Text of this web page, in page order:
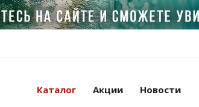
Каталог Акции Новости